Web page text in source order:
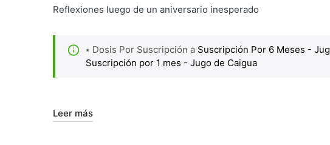
por
Reflexiones luego de un aniversario inesperado
⭑ Dosis Por Suscripción a Suscripción Por 6 Meses -
Suscripción por 1 mes - Jugo de Caigua
Leer más